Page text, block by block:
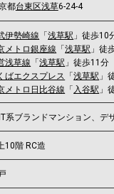
都台東区浅草6-24-4
伊勢崎線 「浅草駅 」徒歩10
メトロ銀座線 「浅草駅 」徒
浅草線 「浅草駅 」徒歩11分
ばエクスプレス 「浅草駅 」
メトロ日比谷線 「 入谷駅 」
系ブランドマンション、デ
10階 RC造